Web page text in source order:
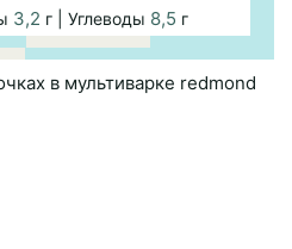
3,2 г | Углеводы 8,5 г